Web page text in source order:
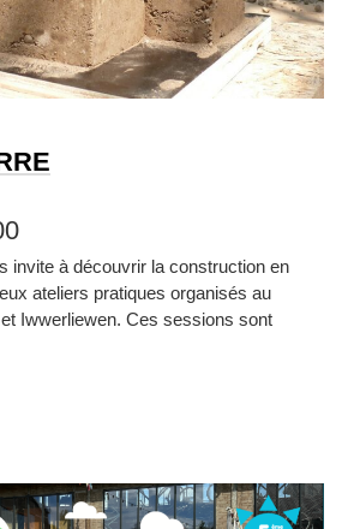
invite à découvrir la construction en
ateliers pratiques organisés au
Iwwerliewen. Ces sessions sont